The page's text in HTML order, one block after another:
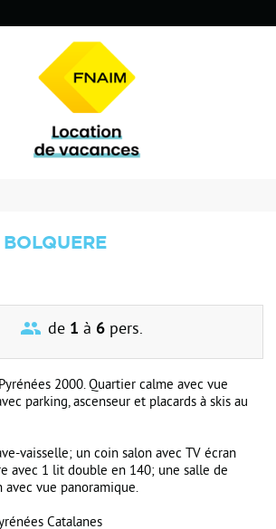
de 1 à 6pers.
2000. Quartier calme avec vue
parking, ascenseur et placards à skis au
vaisselle; un coin salon avec TV écran
avec 1 lit double en 140; une salle de
avec vue panoramique.
Catalanes